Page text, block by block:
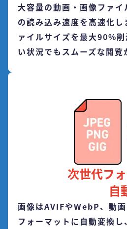
大容量の動画・画像ファ
の読み込み速度を高速化
ァイルサイズを最大90%
い状況でもスムーズな閲覧
次世代フ
自
画像はAVIFやWebP、動
フォーマットに自動変換